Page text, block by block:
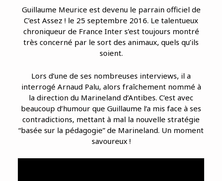
Guillaume Meurice est devenu le parrain officiel de
C’est Assez ! le 25 septembre 2016. Le talentueux
chroniqueur de France Inter s’est toujours montré
très concerné par le sort des animaux, quels qu’ils
soient.
Lors d’une de ses nombreuses interviews, il a
interrogé Arnaud Palu, alors fraîchement nommé à
la direction du Marineland d’Antibes. C’est avec
beaucoup d’humour que Guillaume l’a mis face à ses
contradictions, mettant à mal la nouvelle stratégie
“basée sur la pédagogie” de Marineland. Un moment
savoureux !